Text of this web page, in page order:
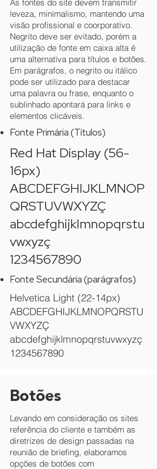
As fontes do site devem transmitir
leveza, minimalismo, mantendo uma
visão profissional e coorporativo.
Negrito deve ser evitado, porém a
utilização de fonte em caixa alta é
uma alternativa para títulos e botões.
Em parágrafos, o negrito ou itálico
pode ser utilizado para destacar
uma palavra ou frase, enquanto o
sublinhado apontará para links e
elementos clicáveis.
Fonte Primária (Títulos)
Red Hat Display (56-
16px)
ABCDEFGHIJKLMNOP
QRSTUVWXYZÇ
abcdefghijklmnopqrstu
vwxyzç
1234567890
Fonte Secundária (parágrafos)
Helvetica Light (22-14px)
ABCDEFGHIJKLMNOPQRSTU
VWXYZÇ
abcdefghijklmnopqrstuvwxyzç
1234567890
Botões
Levando em consideração os sites
referência do cliente e também as
diretrizes de design passadas na
reunião de briefing, elaboramos
opções de botões com